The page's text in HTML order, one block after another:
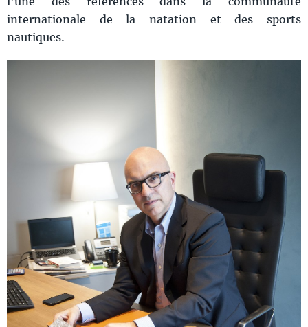
internationale de la natation et des sports
nautiques.